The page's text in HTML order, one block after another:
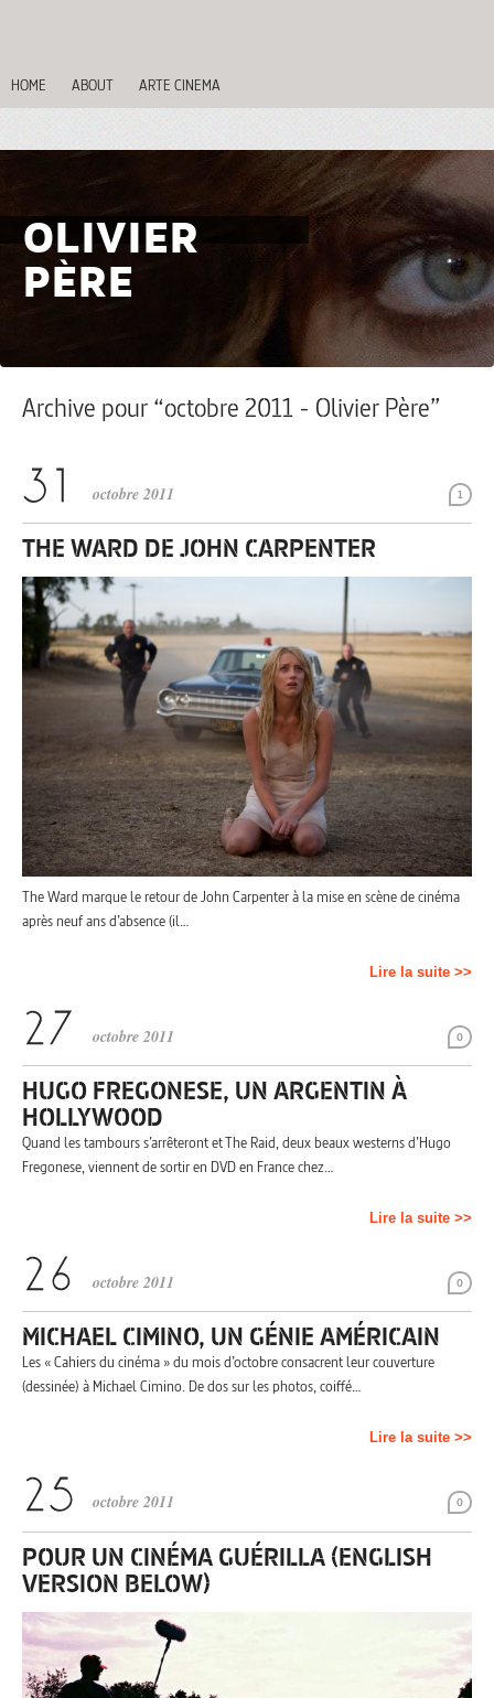
HOME ABOUT ARTE CINEMA
OLIVIER
PÈRE
Archive pour “octobre 2011 - Olivier Père”
1
octobre 2011
THE WARD DE JOHN CARPENTER
The Ward marque le retour de John Carpenter à la mise en scène de cinéma
après neuf ans d’absence (il…
Lire la suite >>
0
octobre 2011
HUGO FREGONESE, UN ARGENTIN À
HOLLYWOOD
Quand les tambours s’arrêteront et The Raid, deux beaux westerns d’Hugo
Fregonese, viennent de sortir en DVD en France chez…
Lire la suite >>
0
octobre 2011
MICHAEL CIMINO, UN GÉNIE AMÉRICAIN
Les « Cahiers du cinéma » du mois d’octobre consacrent leur couverture
(dessinée) à Michael Cimino. De dos sur les photos, coiffé…
Lire la suite >>
0
octobre 2011
POUR UN CINÉMA GUÉRILLA (ENGLISH
VERSION BELOW)